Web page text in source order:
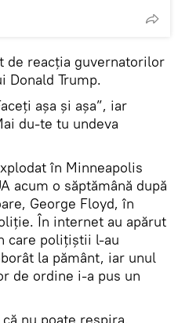
de reacția guvernatorilor
Donald Trump.
așa și așa”, iar
du-te tu undeva
în Minneapolis
acum o săptămână după
George Floyd, în
În internet au apărut
care polițiștii l-au
la pământ, iar unul
de ordine i-a pus un
nu poate respira.